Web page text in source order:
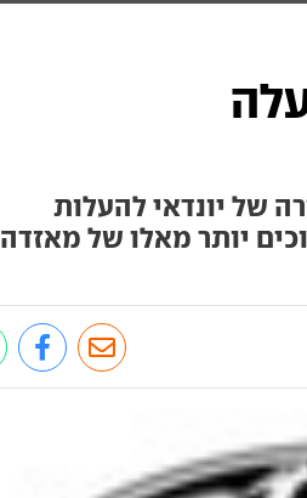
של יונדאי להעלות
יותר מאלו של מאזדה